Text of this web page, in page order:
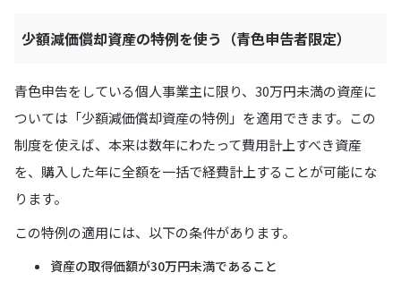
少額減価償却資産の特例を使う（青色申告者限定）
青色申告をしている個人事業主に限り、30万円未満の資産に
ついては「少額減価償却資産の特例」を適用できます。この
制度を使えば、本来は数年にわたって費用計上すべき資産
を、購入した年に全額を一括で経費計上することが可能にな
ります。
この特例の適用には、以下の条件があります。
資産の取得価額が30万円未満であること